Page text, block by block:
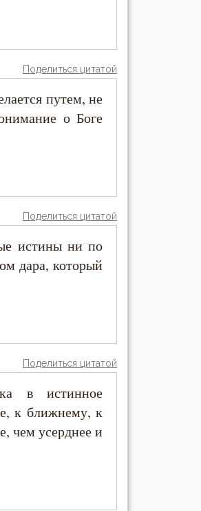
Поделиться цитатой
путем, не
о Боге
Поделиться цитатой
истины ни по
дара, который
Поделиться цитатой
в истинное
к ближнему, к
чем усерднее и